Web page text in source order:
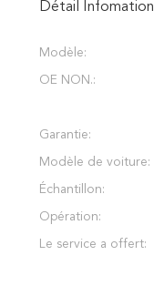
Détail Infomation
Modèle:
OE NON.:
Garantie:
Modèle de voiture:
Échantillon:
Opération:
Le service a offert: